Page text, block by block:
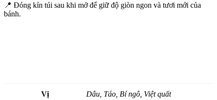
📍 Đóng kín túi sau khi mở để giữ độ giòn ngon và tươi mới của
bánh.
Vị Dâu, Táo, Bí ngô, Việt quất